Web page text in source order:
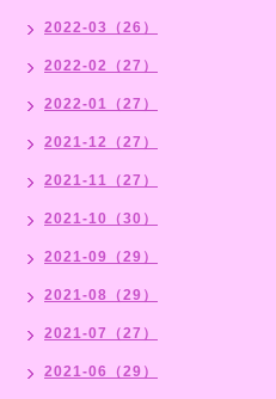
2022-03（26）
2022-02（27）
2022-01（27）
2021-12（27）
2021-11（27）
2021-10（30）
2021-09（29）
2021-08（29）
2021-07（27）
2021-06（29）